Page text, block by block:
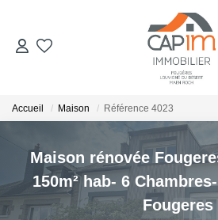
VENTES
ESTIMATION
NOTRE
Qui Sommes
Accueil Maison Référence 4023
Maison rénovée
150m² hab- 6
Fougeres